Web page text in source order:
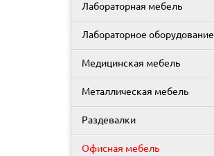
Лабораторная мебель
Лабораторное оборудование
Медицинская мебель
Металлическая мебель
Раздевалки
Офисная мебель